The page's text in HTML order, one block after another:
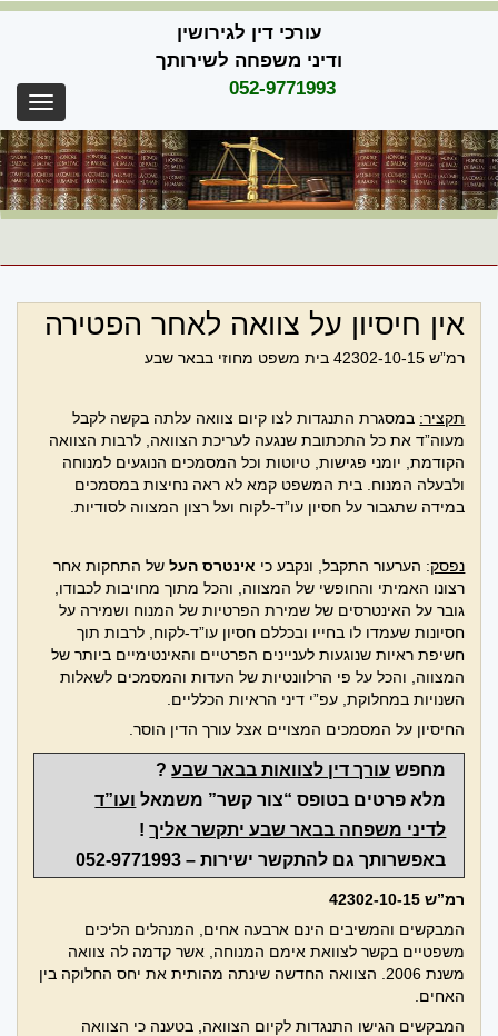
Skip
עורכי דין לגירושין
ודיני משפחה לשירותך
052-9771993
אין חיסיון על צוואה לאחר הפטירה
רמ”ש 42302-10-15 בית משפט מחוזי בבאר שבע
תקציר: במסגרת התנגדות לצו קיום צוואה עלתה בקשה לקבל
מעוה”ד את כל התכתובת שנגעה לעריכת הצוואה, לרבות הצוואה
הקודמת, יומני פגישות, טיוטות וכל המסמכים הנוגעים למנוחה
ולבעלה המנוח. בית המשפט קמא לא ראה נחיצות במסמכים
במידה שתגבור על חסיון עו”ד-לקוח ועל רצון המצווה לסודיות.
נפסק: הערעור התקבל, ונקבע כי אינטרס העל של התחקות אחר
רצונו האמיתי והחופשי של המצווה, והכל מתוך מחויבות לכבודו,
גובר על האינטרסים של שמירת הפרטיות של המנוח ושמירה על
חסיונות שעמדו לו בחייו ובכללם חסיון עו”ד-לקוח, לרבות תוך
חשיפת ראיות שנוגעות לעניינים הפרטיים והאינטימיים ביותר של
המצווה, והכל על פי הרלוונטיות של העדות והמסמכים לשאלות
השנויות במחלוקת, עפ”י דיני הראיות הכלליים.
החיסיון על המסמכים המצויים אצל עורך הדין הוסר.
מחפש עורך דין לצוואות בבאר שבע?
מלא פרטים בטופס “צור קשר” משמאל ועו”ד
לדיני משפחה בבאר שבע יתקשר אליך!
באפשרותך גם להתקשר ישירות – 052-9771993
רמ”ש 42302-10-15
המבקשים והמשיבים הינם ארבעה אחים, המנהלים הליכים
משפטיים בקשר לצוואת אימם המנוחה, אשר קדמה לה צוואה
משנת 2006. הצוואה החדשה שינתה מהותית את יחס החלוקה בין
האחים.
המבקשים הגישו התנגדות לקיום הצוואה, בטענה כי הצוואה